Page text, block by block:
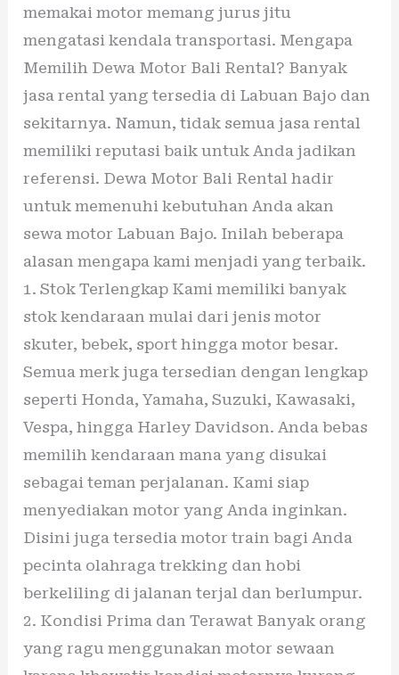
memakai motor memang jurus jitu
mengatasi kendala transportasi. Mengapa
Memilih Dewa Motor Bali Rental? Banyak
jasa rental yang tersedia di Labuan Bajo dan
sekitarnya. Namun, tidak semua jasa rental
memiliki reputasi baik untuk Anda jadikan
referensi. Dewa Motor Bali Rental hadir
untuk memenuhi kebutuhan Anda akan
sewa motor Labuan Bajo. Inilah beberapa
alasan mengapa kami menjadi yang terbaik.
1. Stok Terlengkap Kami memiliki banyak
stok kendaraan mulai dari jenis motor
skuter, bebek, sport hingga motor besar.
Semua merk juga tersedian dengan lengkap
seperti Honda, Yamaha, Suzuki, Kawasaki,
Vespa, hingga Harley Davidson. Anda bebas
memilih kendaraan mana yang disukai
sebagai teman perjalanan. Kami siap
menyediakan motor yang Anda inginkan.
Disini juga tersedia motor train bagi Anda
pecinta olahraga trekking dan hobi
berkeliling di jalanan terjal dan berlumpur.
2. Kondisi Prima dan Terawat Banyak orang
yang ragu menggunakan motor sewaan